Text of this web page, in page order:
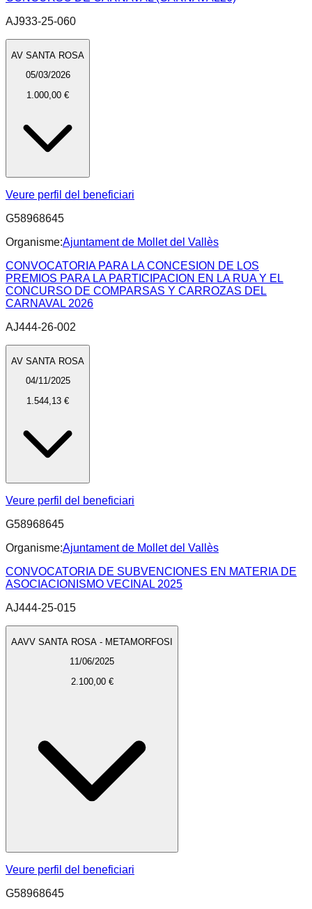
AJ933-25-060
AV SANTA ROSA
05/03/2026
1.000,00 €
Veure perfil del beneficiari
G58968645
Organisme:Ajuntament de Mollet del Vallès
CONVOCATORIA PARA LA CONCESION DE LOS
PREMIOS PARA LA PARTICIPACION EN LA RUA Y EL
CONCURSO DE COMPARSAS Y CARROZAS DEL
CARNAVAL 2026
AJ444-26-002
AV SANTA ROSA
04/11/2025
1.544,13 €
Veure perfil del beneficiari
G58968645
Organisme:Ajuntament de Mollet del Vallès
CONVOCATORIA DE SUBVENCIONES EN MATERIA DE
ASOCIACIONISMO VECINAL 2025
AJ444-25-015
AAVV SANTA ROSA - METAMORFOSI
11/06/2025
2.100,00 €
Veure perfil del beneficiari
G58968645